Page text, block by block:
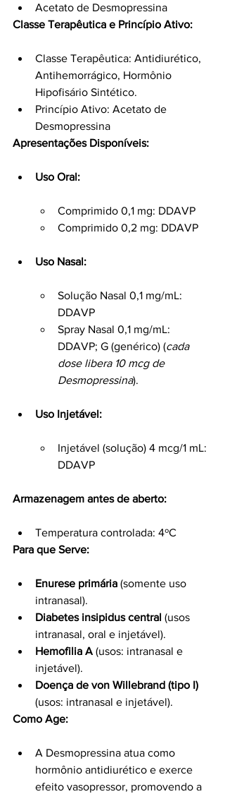
Acetato de Desmopressina
Classe Terapêutica e Princípio Ativo:
Classe Terapêutica: Antidiurético,
Antihemorrágico, Hormônio
Hipofisário Sintético.
Princípio Ativo: Acetato de
Desmopressina
Apresentações Disponíveis:
Uso Oral:
Comprimido 0,1 mg: DDAVP
Comprimido 0,2 mg: DDAVP
Uso Nasal:
Solução Nasal 0,1 mg/mL:
DDAVP
Spray Nasal 0,1 mg/mL:
DDAVP; G (genérico) (cada
dose libera 10 mcg de
Desmopressina).
Uso Injetável:
Injetável (solução) 4 mcg/1 mL:
DDAVP
Armazenagem antes de aberto:
Temperatura controlada: 4ºC
Para que Serve:
Enurese primária (somente uso
intranasal).
Diabetes insipidus central (usos
intranasal, oral e injetável).
Hemofilia A (usos: intranasal e
injetável).
Doença de von Willebrand (tipo I)
(usos: intranasal e injetável).
Como Age:
A Desmopressina atua como
hormônio antidiurético e exerce
efeito vasopressor, promovendo a